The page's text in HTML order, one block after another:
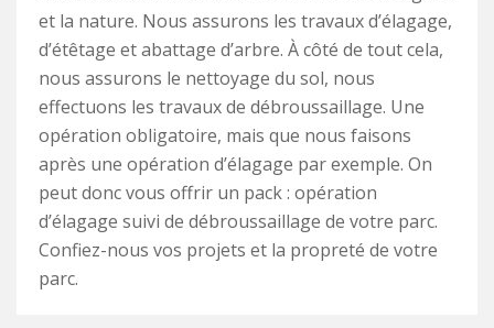
et la nature. Nous assurons les travaux d’élagage,
d’étêtage et abattage d’arbre. À côté de tout cela,
nous assurons le nettoyage du sol, nous
effectuons les travaux de débroussaillage. Une
opération obligatoire, mais que nous faisons
après une opération d’élagage par exemple. On
peut donc vous offrir un pack : opération
d’élagage suivi de débroussaillage de votre parc.
Confiez-nous vos projets et la propreté de votre
parc.